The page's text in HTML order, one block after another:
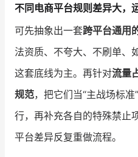
不同电商平台规则差异大，
可先抽象出一套跨平台通用
法资质、不夸大、不刷单、
这套底线为主。再针对流量
规范，把它们当“主战场标
行，再补充各自的特殊禁止
平台差异反复重做流程。